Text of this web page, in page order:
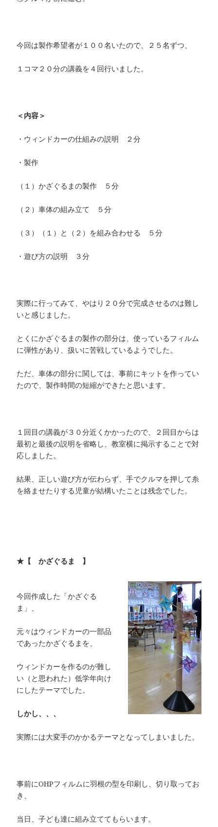
今回は製作希望者が１００名いたので、２５名ずつ、
１コマ２０分の講義を４回行いました。
＜内容＞
・ウィンドカーの仕組みの説明 ２分
・製作
（１）かざぐるまの製作 ５分
（２）車体の組み立て ５分
（３）（１）と（２）を組み合わせる ５分
・遊び方の説明 ３分
実際に行ってみて、やはり２０分で完成させるのは難し
いと感じました。
とくにかざぐるまの製作の部分は、使っているフィルム
に弾性があり、扱いに苦戦しているようでした。
ただ、車体の部分に関しては、事前にキットを作ってい
たので、製作時間の短縮ができたと思います。
１回目の講義が３０分近くかかったので、２回目からは
最初と最後の説明を省略し、教室横に掲示することで対
応しました。
結果、正しい遊び方が伝わらず、手でクルマを押して糸
を絡ませたりする児童が結構いたことは残念でした。
★【 かざぐるま 】
今回作成した「かざぐる
ま」、
元々はウィンドカーの一部品
であったかざぐるまを、
ウィンドカーを作るのが難し
い（と思われた）低学年向け
にしたテーマでした。
しかし、、、
実際には大変手のかかるテーマとなってしまいました。
事前にOHPフィルムに羽根の型を印刷し、切り取ってお
き、
当日、子ども達に組み立ててもらいます。